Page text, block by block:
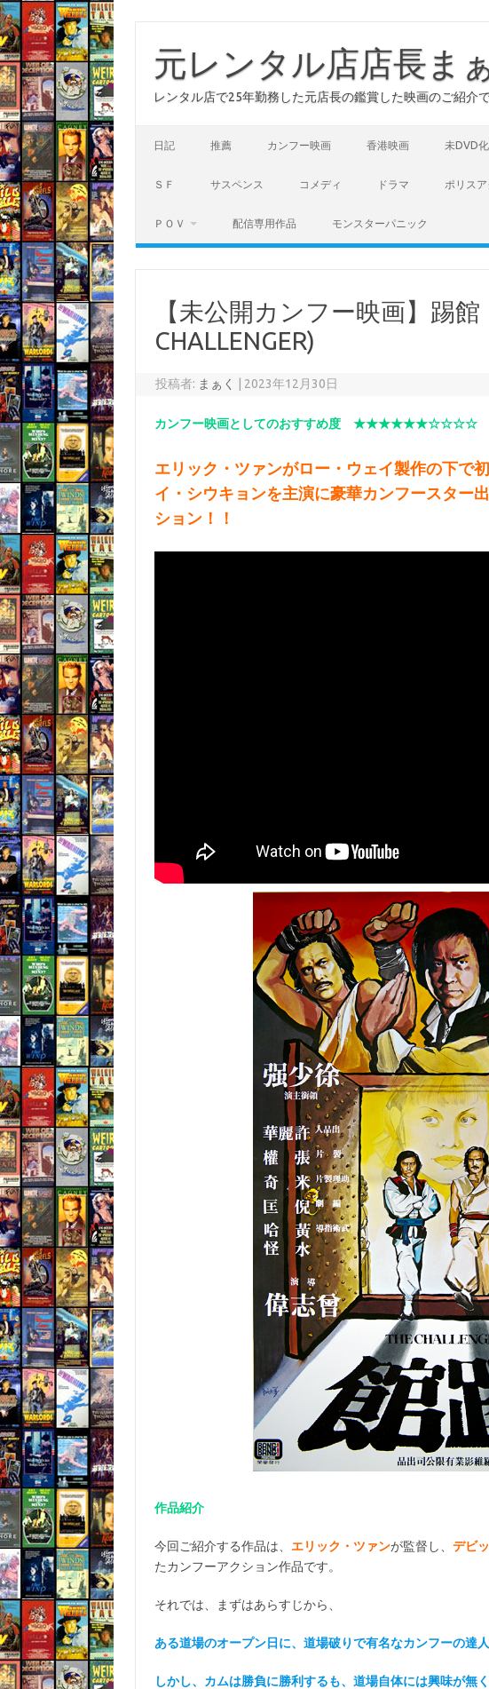
元レンタル店店長ま
レンタル店で25年勤務した元店長の鑑賞した映画のご紹介
日記 推薦 カンフー映画 香港映画 未DVD
ＳＦ サスペンス コメディ ドラマ ポリス
ＰＯＶ 配信専用作品 モンスターパニック
【未公開カンフー映画】踢館
CHALLENGER)
投稿者: まぁく 2023年12月30日
カンフー映画としてのおすすめ度 ★★★★★★☆☆☆☆
エリック・ツァンがロー・ウェイ製作の下で
イ・シウキョンを主演に豪華カンフースター
ション！！
作品紹介
今回ご紹介する作品は、 エリック・ツァンが監督し、 デビ
たカンフーアクション作品です。
それでは、まずはあらすじから、
ある道場のオープン日に、道場破りで有名なカンフーの達
しかし、カムは勝負に勝利するも、道場自体には興味が無